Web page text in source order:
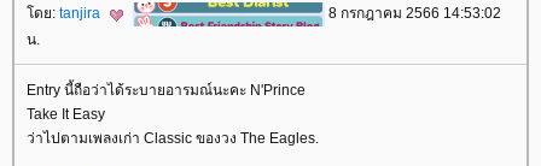
ดย: tanjira
8 กรกฎาคม 2566 14:53:02
น.
Entry นี้ถือว่าได้ระบายอารมณ์นะคะ N'Prince
Take It Easy
ว่าไปตามเพลงเก่า Classic ของวง The Eagles.